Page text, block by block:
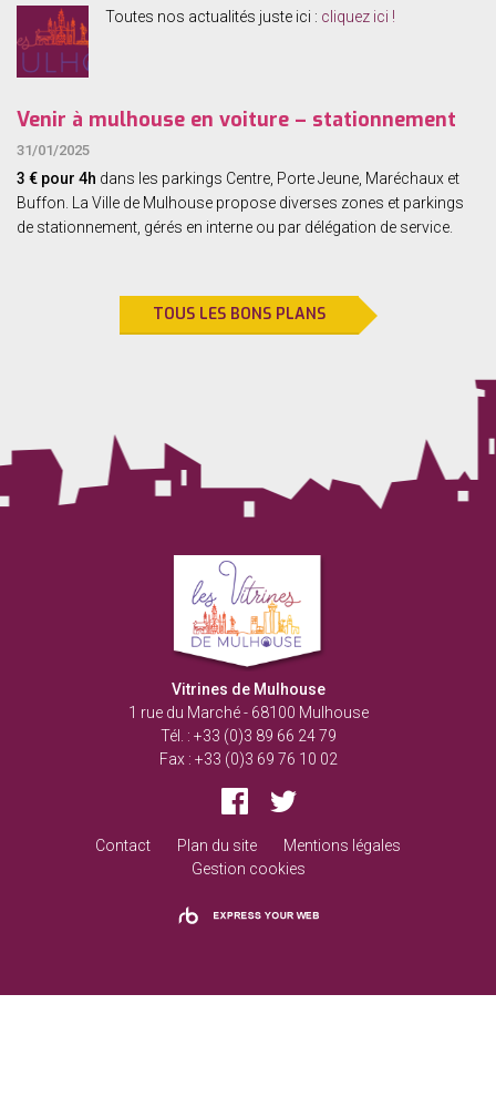
Toutes nos actualités juste ici : cliquez ici !
Venir à mulhouse en voiture – stationnement
31/01/2025
3 € pour 4h dans les parkings Centre, Porte Jeune, Maréchaux et
Buffon. La Ville de Mulhouse propose diverses zones et parkings
de stationnement, gérés en interne ou par délégation de service.
TOUS LES BONS PLANS
de
Mulhouse
Vitrines de Mulhouse
1 rue du Marché- 68100 Mulhouse
Tél. : +33 (0)3 89 66 24 79
Fax : +33 (0)3 69 76 10 02
Facebook
Twitter
Contact Plan du site
Mentions légales
Gestion cookies